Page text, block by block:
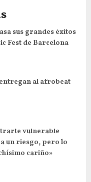
sus grandes éxitos
Fest de Barcelona
entregan al afrobeat
vulnerable
un riesgo, pero lo
cariño»